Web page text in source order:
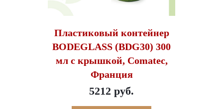
Пластиковый контейнер
BODEGLASS (BDG30) 300
мл с крышкой, Comatec,
Франция
5212 руб.